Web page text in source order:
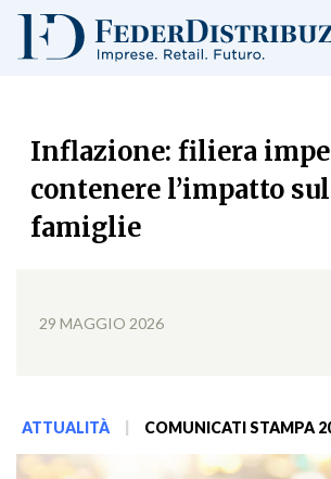
Inflazione: filiera
contenere l’impatto
famiglie
29 MAGGIO 2026
ATTUALITÀ COMUNICATI STAMPA